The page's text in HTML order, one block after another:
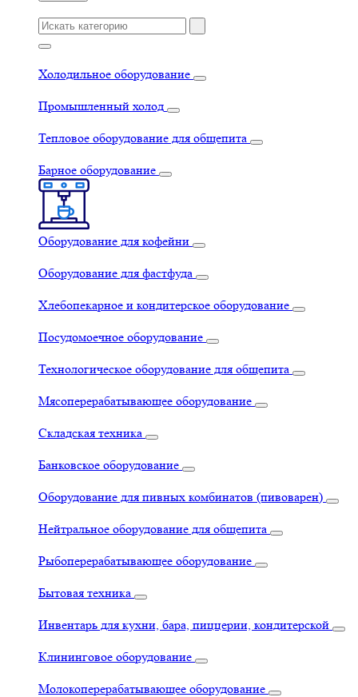
Холодильное оборудование
Промышленный холод
Тепловое оборудование для общепита
Барное оборудование
Оборудование для кофейни
Оборудование для фастфуда
Хлебопекарное и кондитерское оборудование
Посудомоечное оборудование
Технологическое оборудование для общепита
Мясоперерабатывающее оборудование
Складская техника
Банковское оборудование
Оборудование для пивных комбинатов (пивоварен)
Нейтральное оборудование для общепита
Рыбоперерабатывающее оборудование
Бытовая техника
Инвентарь для кухни, бара, пиццерии, кондитерской
Клининговое оборудование
Молокоперерабатывающее оборудование